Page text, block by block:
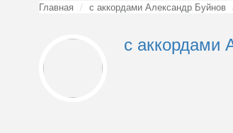
Главная с аккордами Александр Буйнов
с аккордами